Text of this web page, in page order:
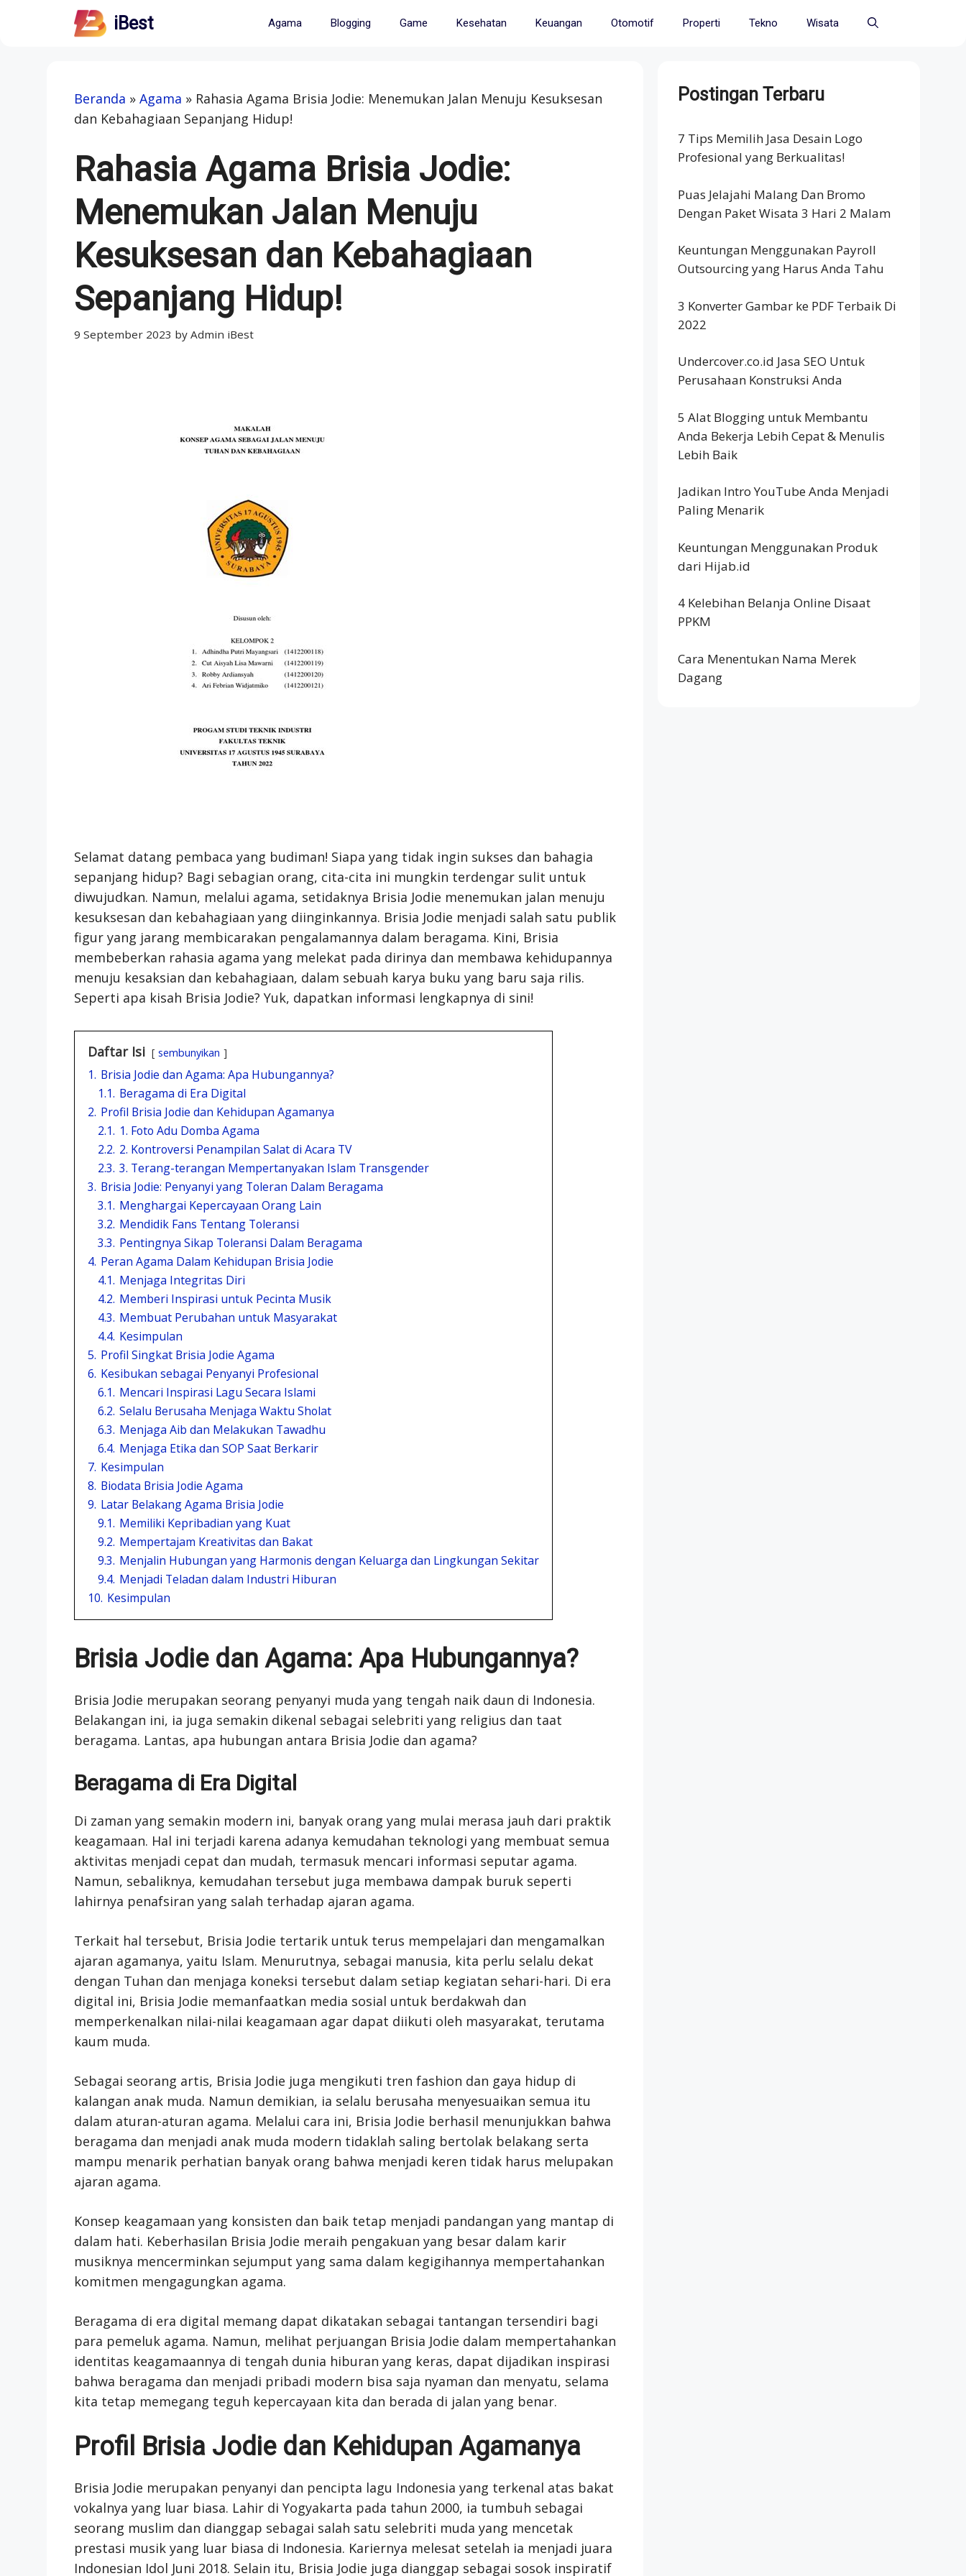
iBest Agama Blogging Game Kesehatan Keuangan Otomotif Properti Tekno Wisata
Beranda » Agama » Rahasia Agama Brisia Jodie: Menemukan Jalan Menuju Kesuksesan
dan Kebahagiaan Sepanjang Hidup!
Rahasia Agama Brisia Jodie:
Menemukan Jalan Menuju
Kesuksesan dan Kebahagiaan
Sepanjang Hidup!
9 September 2023 by Admin iBest
Selamat datang pembaca yang budiman! Siapa yang tidak ingin sukses dan bahagia
sepanjang hidup? Bagi sebagian orang, cita-cita ini mungkin terdengar sulit untuk
diwujudkan. Namun, melalui agama, setidaknya Brisia Jodie menemukan jalan menuju
kesuksesan dan kebahagiaan yang diinginkannya. Brisia Jodie menjadi salah satu publik
figur yang jarang membicarakan pengalamannya dalam beragama. Kini, Brisia
membeberkan rahasia agama yang melekat pada dirinya dan membawa kehidupannya
menuju kesaksian dan kebahagiaan, dalam sebuah karya buku yang baru saja rilis.
Seperti apa kisah Brisia Jodie? Yuk, dapatkan informasi lengkapnya di sini!
Daftar Isi sembunyikan
1. Brisia Jodie dan Agama: Apa Hubungannya?
1.1. Beragama di Era Digital
2. Profil Brisia Jodie dan Kehidupan Agamanya
2.1. 1. Foto Adu Domba Agama
2.2. 2. Kontroversi Penampilan Salat di Acara TV
2.3. 3. Terang-terangan Mempertanyakan Islam Transgender
3. Brisia Jodie: Penyanyi yang Toleran Dalam Beragama
3.1. Menghargai Kepercayaan Orang Lain
3.2. Mendidik Fans Tentang Toleransi
3.3. Pentingnya Sikap Toleransi Dalam Beragama
4. Peran Agama Dalam Kehidupan Brisia Jodie
4.1. Menjaga Integritas Diri
4.2. Memberi Inspirasi untuk Pecinta Musik
4.3. Membuat Perubahan untuk Masyarakat
4.4. Kesimpulan
5. Profil Singkat Brisia Jodie Agama
6. Kesibukan sebagai Penyanyi Profesional
6.1. Mencari Inspirasi Lagu Secara Islami
6.2. Selalu Berusaha Menjaga Waktu Sholat
6.3. Menjaga Aib dan Melakukan Tawadhu
6.4. Menjaga Etika dan SOP Saat Berkarir
7. Kesimpulan
8. Biodata Brisia Jodie Agama
9. Latar Belakang Agama Brisia Jodie
9.1. Memiliki Kepribadian yang Kuat
9.2. Mempertajam Kreativitas dan Bakat
9.3. Menjalin Hubungan yang Harmonis dengan Keluarga dan Lingkungan Sekitar
9.4. Menjadi Teladan dalam Industri Hiburan
10. Kesimpulan
Brisia Jodie dan Agama: Apa Hubungannya?
Brisia Jodie merupakan seorang penyanyi muda yang tengah naik daun di Indonesia.
Belakangan ini, ia juga semakin dikenal sebagai selebriti yang religius dan taat
beragama. Lantas, apa hubungan antara Brisia Jodie dan agama?
Beragama di Era Digital
Di zaman yang semakin modern ini, banyak orang yang mulai merasa jauh dari praktik
keagamaan. Hal ini terjadi karena adanya kemudahan teknologi yang membuat semua
aktivitas menjadi cepat dan mudah, termasuk mencari informasi seputar agama.
Namun, sebaliknya, kemudahan tersebut juga membawa dampak buruk seperti
lahirnya penafsiran yang salah terhadap ajaran agama.
Terkait hal tersebut, Brisia Jodie tertarik untuk terus mempelajari dan mengamalkan
ajaran agamanya, yaitu Islam. Menurutnya, sebagai manusia, kita perlu selalu dekat
dengan Tuhan dan menjaga koneksi tersebut dalam setiap kegiatan sehari-hari. Di era
digital ini, Brisia Jodie memanfaatkan media sosial untuk berdakwah dan
memperkenalkan nilai-nilai keagamaan agar dapat diikuti oleh masyarakat, terutama
kaum muda.
Sebagai seorang artis, Brisia Jodie juga mengikuti tren fashion dan gaya hidup di
kalangan anak muda. Namun demikian, ia selalu berusaha menyesuaikan semua itu
dalam aturan-aturan agama. Melalui cara ini, Brisia Jodie berhasil menunjukkan bahwa
beragama dan menjadi anak muda modern tidaklah saling bertolak belakang serta
mampu menarik perhatian banyak orang bahwa menjadi keren tidak harus melupakan
ajaran agama.
Konsep keagamaan yang konsisten dan baik tetap menjadi pandangan yang mantap di
dalam hati. Keberhasilan Brisia Jodie meraih pengakuan yang besar dalam karir
musiknya mencerminkan sejumput yang sama dalam kegigihannya mempertahankan
komitmen mengagungkan agama.
Beragama di era digital memang dapat dikatakan sebagai tantangan tersendiri bagi
para pemeluk agama. Namun, melihat perjuangan Brisia Jodie dalam mempertahankan
identitas keagamaannya di tengah dunia hiburan yang keras, dapat dijadikan inspirasi
bahwa beragama dan menjadi pribadi modern bisa saja nyaman dan menyatu, selama
kita tetap memegang teguh kepercayaan kita dan berada di jalan yang benar.
Profil Brisia Jodie dan Kehidupan Agamanya
Brisia Jodie merupakan penyanyi dan pencipta lagu Indonesia yang terkenal atas bakat
vokalnya yang luar biasa. Lahir di Yogyakarta pada tahun 2000, ia tumbuh sebagai
seorang muslim dan dianggap sebagai salah satu selebriti muda yang mencetak
prestasi musik yang luar biasa di Indonesia. Kariernya melesat setelah ia menjadi juara
Indonesian Idol Juni 2018. Selain itu, Brisia Jodie juga dianggap sebagai sosok inspiratif
Postingan Terbaru
7 Tips Memilih Jasa Desain Logo
Profesional yang Berkualitas!
Puas Jelajahi Malang Dan Bromo
Dengan Paket Wisata 3 Hari 2 Malam
Keuntungan Menggunakan Payroll
Outsourcing yang Harus Anda Tahu
3 Konverter Gambar ke PDF Terbaik Di
2022
Undercover.co.id Jasa SEO Untuk
Perusahaan Konstruksi Anda
5 Alat Blogging untuk Membantu
Anda Bekerja Lebih Cepat & Menulis
Lebih Baik
Jadikan Intro YouTube Anda Menjadi
Paling Menarik
Keuntungan Menggunakan Produk
dari Hijab.id
4 Kelebihan Belanja Online Disaat
PPKM
Cara Menentukan Nama Merek
Dagang